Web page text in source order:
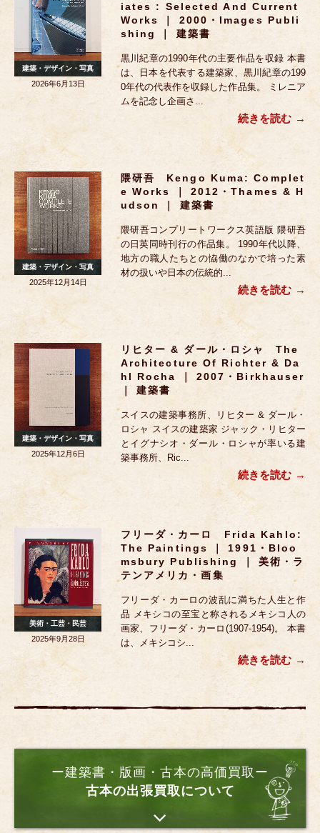
Iates : Selected And Current
Works ｜ 2000・images Publi
Shing ｜ 建築書
黒川紀章の1990年代の主要作品を収録 本書
は、日本を代表する建築家、黒川紀章の199
0年代の代表作を収録した作品集。 ミレニア
ムを記念し企画さ...
続きを読む
建築・デザイン・写真
2026年6月13日
隈研吾 Kengo Kuma: Complet
E Works ｜ 2012・Thames & H
Udson ｜ 建築書
隈研吾コンプリートワークス英語版 隈研吾
の日英同時刊行の作品集。 1990年代以降、
地方の職人たちとの恊働のなかで培った素
材の扱いや日本の伝統的...
続きを読む
建築・デザイン・写真
2025年12月14日
リヒター & ダール・ロシャ The
Architecture Of Richter & Da
Hl Rocha ｜ 2007・Birkhauser
｜ 建築書
スイスの建築事務所、リヒター & ダール・
ロシャ スイスの建築家 ジャック・リヒター
とイグナシオ・ダール・ロシャが率いる建
築事務所、Ric...
続きを読む
建築・デザイン・写真
2025年12月6日
フリーダ・カーロ Frida Kahlo:
The Paintings ｜ 1991・Bloo
Msbury Publishing ｜ 美術・ラ
テンアメリカ・画集
フリーダ・カーロの波乱に満ちた人生と作
品 メキシコの至宝と称されるメキシコ人の
画家、フリーダ・カーロ(1907-1954)。 本書
は、メキシコシ...
続きを読む
美術・工芸・民芸
2025年9月28日
ー建築書・版画・古本の高価買取ー
古本の出張買取について